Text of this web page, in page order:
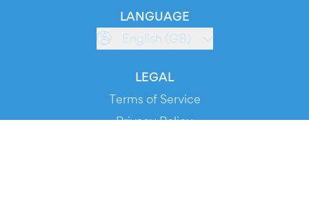
LANGUAGE
English (GB)
LEGAL
Terms of Service
Privacy Policy